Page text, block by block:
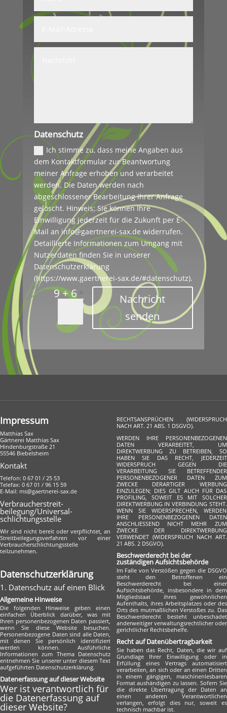
Datenschutz
Ich stimme zu, dass meine Angaben aus
dem Kontaktformular zur Beantwortung
meiner Anfrage erhoben und verarbeitet
werden. Die Daten werden nach
abgeschlossener Bearbeitung Ihrer Anfrage
gelöscht. Hinweis: Sie können Ihre
Einwilligung jederzeit für die Zukunft per E-
Mail an info@gaertnerei-sax.de widerrufen.
Detaillierte Informationen zum Umgang mit
Nutzerdaten finden Sie in unserer
Datenschutzerklärung
(https://www.gaertnerei-sax.de/#datenschutz).
9 + 6 =
Nachricht
senden
Impressum
Matthias Sax
Gärtnerei Matthias Sax
Hindenburgstraße 21
55546 Biebelsheim
Kontakt
Telefon: 0 67 01 / 25 53
Telefax: 0 67 01 / 96 15 59
E-Mail: ms@gaertnerei-sax.de
Verbraucher­streit­
beilegung/Universal­
schlichtungs­stelle
Wir sind nicht bereit oder verpflichtet, an
Streitbeilegungsverfahren vor einer
Verbraucherschlichtungsstelle
teilzunehmen.
Datenschutz­erklärung
1. Datenschutz auf einen Blick
Allgemeine Hinweise
Die folgenden Hinweise geben einen
einfachen Überblick darüber, was mit
Ihren personenbezogenen Daten passiert,
wenn Sie diese Website besuchen.
Personenbezogene Daten sind alle Daten,
mit denen Sie persönlich identifiziert
werden können. Ausführliche
Informationen zum Thema Datenschutz
entnehmen Sie unserer unter diesem Text
aufgeführten Datenschutzerklärung.
Datenerfassung auf dieser Website
Wer ist verantwortlich für
die Datenerfassung auf
dieser Website?
RECHTSANSPRÜCHEN (WIDERSPRUCH
NACH ART. 21 ABS. 1 DSGVO).
WERDEN IHRE PERSONENBEZOGENEN
DATEN VERARBEITET, UM
DIREKTWERBUNG ZU BETREIBEN, SO
HABEN SIE DAS RECHT, JEDERZEIT
WIDERSPRUCH GEGEN DIE
VERARBEITUNG SIE BETREFFENDER
PERSONENBEZOGENER DATEN ZUM
ZWECKE DERARTIGER WERBUNG
EINZULEGEN; DIES GILT AUCH FÜR DAS
PROFILING, SOWEIT ES MIT SOLCHER
DIREKTWERBUNG IN VERBINDUNG STEHT.
WENN SIE WIDERSPRECHEN, WERDEN
IHRE PERSONENBEZOGENEN DATEN
ANSCHLIESSEND NICHT MEHR ZUM
ZWECKE DER DIREKTWERBUNG
VERWENDET (WIDERSPRUCH NACH ART.
21 ABS. 2 DSGVO).
Beschwerde­recht bei der
zuständigen Aufsichts­behörde
Im Falle von Verstößen gegen die DSGVO
steht den Betroffenen ein
Beschwerderecht bei einer
Aufsichtsbehörde, insbesondere in dem
Mitgliedstaat ihres gewöhnlichen
Aufenthalts, ihres Arbeitsplatzes oder des
Orts des mutmaßlichen Verstoßes zu. Das
Beschwerderecht besteht unbeschadet
anderweitiger verwaltungsrechtlicher oder
gerichtlicher Rechtsbehelfe.
Recht auf Daten­übertrag­barkeit
Sie haben das Recht, Daten, die wir auf
Grundlage Ihrer Einwilligung oder in
Erfüllung eines Vertrags automatisiert
verarbeiten, an sich oder an einen Dritten
in einem gängigen, maschinenlesbaren
Format aushändigen zu lassen. Sofern Sie
die direkte Übertragung der Daten an
einen anderen Verantwortlichen
verlangen, erfolgt dies nur, soweit es
technisch machbar ist.